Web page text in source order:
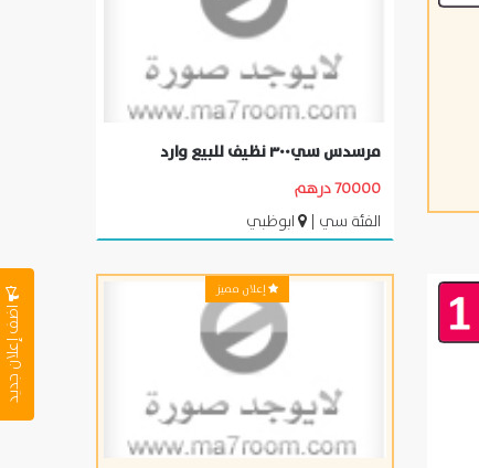
اضف إعلان جديد
مرسدس سي٣٠٠ نظيف للبيع وارد
70000 درهم
الفئة سي | ابوظبي
إعلان مميز